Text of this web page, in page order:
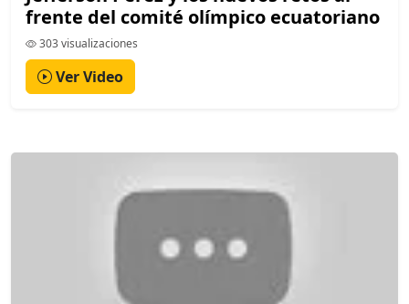
frente del comité olímpico ecuatoriano
303 visualizaciones
Ver Video